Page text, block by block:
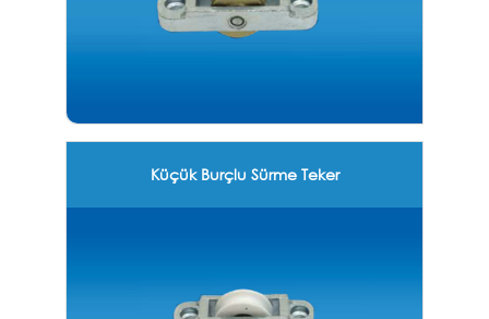
Küçük Burçlu Sürme Teker